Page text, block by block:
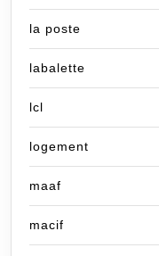
la poste
labalette
lcl
logement
maaf
macif